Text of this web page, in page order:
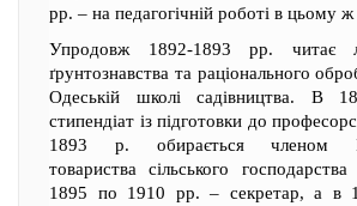
рр. – на педагогічній роботі в цьому ж
Упродовж 1892-1893 рр. читає
ґрунтознавства та раціонального
Одеській школі садівництва. В
стипендіат із підготовки до
1893 р. обирається членом
товариства сільського
1895 по 1910 рр. – секретар, а в